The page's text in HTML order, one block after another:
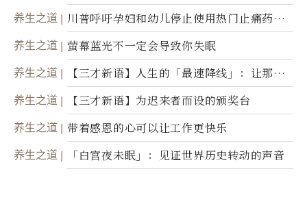
瞬」
养生之道
川普呼吁孕妇和幼儿停止使用热门止痛药泰
诺
养生之道 萤幕蓝光不一定会导致你失眠
养生之道
【三才新语】人生的「最速降线」：让那道
光，带你滑向自己
养生之道 【三才新语】为迟来者而设的颁奖台
养生之道 带着感恩的心可以让工作更快乐
养生之道 「白宫夜未眠」：见证世界历史转动的声音